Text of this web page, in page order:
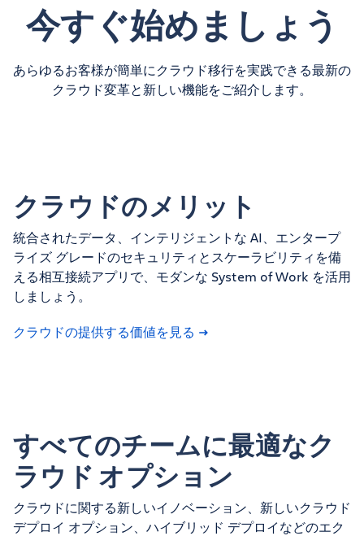
今すぐ始めましょう
あらゆるお客様が簡単にクラウド移行を実践できる最新の
クラウド変革と新しい機能をご紹介します。
クラウドのメリット
統合されたデータ、インテリジェントな AI、エンタープ
ライズ グレードのセキュリティとスケーラビリティを備
える相互接続アプリで、モダンな System of Work を活用
しましょう。
クラウドの提供する価値を見る
すべてのチームに最適なク
ラウド オプション
クラウドに関する新しいイノベーション、新しいクラウド
デプロイ オプション、ハイブリッド デプロイなどのエク